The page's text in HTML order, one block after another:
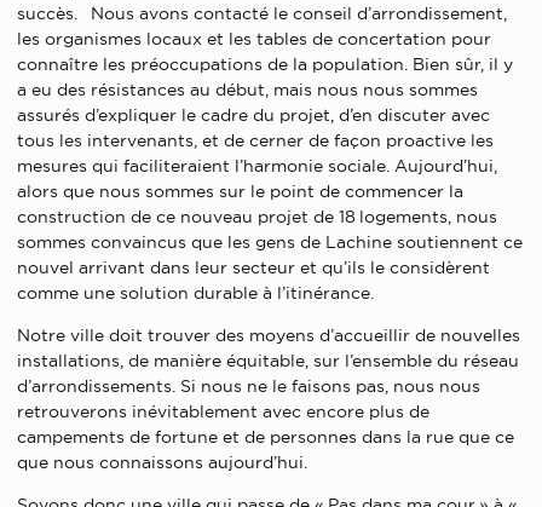
succès. Nous avons contacté le conseil d’arrondissement,
les organismes locaux et les tables de concertation pour
connaître les préoccupations de la population. Bien sûr, il y
a eu des résistances au début, mais nous nous sommes
assurés d’expliquer le cadre du projet, d’en discuter avec
tous les intervenants, et de cerner de façon proactive les
mesures qui faciliteraient l’harmonie sociale. Aujourd’hui,
alors que nous sommes sur le point de commencer la
construction de ce nouveau projet de 18 logements, nous
sommes convaincus que les gens de Lachine soutiennent ce
nouvel arrivant dans leur secteur et qu’ils le considèrent
comme une solution durable à l’itinérance.
Notre ville doit trouver des moyens d’accueillir de nouvelles
installations, de manière équitable, sur l’ensemble du réseau
d’arrondissements. Si nous ne le faisons pas, nous nous
retrouverons inévitablement avec encore plus de
campements de fortune et de personnes dans la rue que ce
que nous connaissons aujourd’hui.